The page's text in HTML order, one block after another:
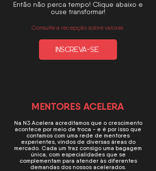
Então não perca tempo! Clique abaixo e
ouse transformar!
Consulte a recepção sobre valores
INSCREVA-SE
MENTORES ACELERA
Na N3 Acelera acreditamos que o crescimento
acontece por meio de troca - e é por isso que
contamos com uma rede de mentores
experientes, vindos de diversas áreas do
mercado. Cada um traz consigo uma bagagem
única, com especialidades que se
complementam para atender às diferentes
demandas dos nossos acelerados.